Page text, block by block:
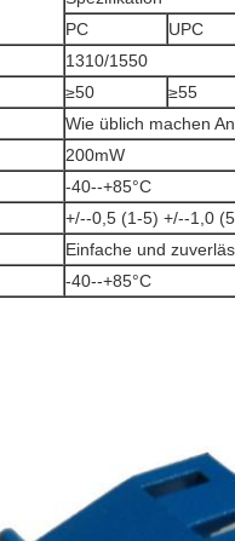
PC
UPC
1310/1550
≥50 ≥55
Wie üblich machen
200mW
-40--+85°C
+/--0,5 (1-5) +/--1,0
Einfache und
-40--+85°C